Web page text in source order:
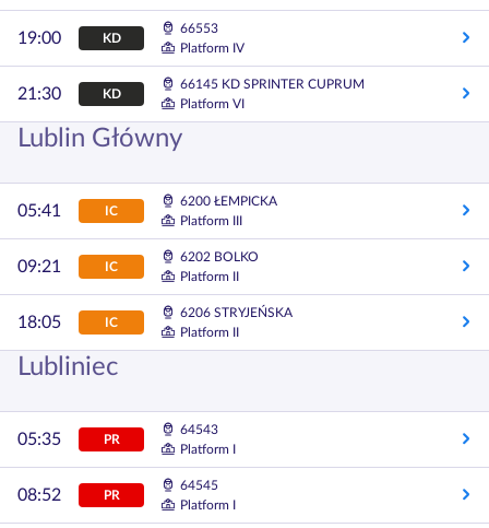
19:00 KD
66553
Platform IV
21:30 KD
66145 KD SPRINTER CUPRUM
Platform VI
Lublin Główny
05:41 IC
6200 ŁEMPICKA
Platform III
09:21 IC
6202 BOLKO
Platform II
18:05 IC
6206 STRYJEŃSKA
Platform II
Lubliniec
05:35 PR
64543
Platform I
08:52 PR
64545
Platform I